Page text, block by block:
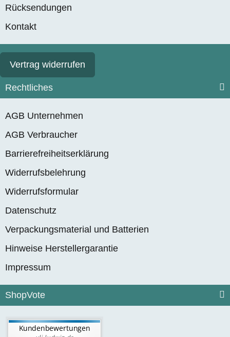
Rücksendungen
Kontakt
Vertrag widerrufen
Rechtliches
AGB Unternehmen
AGB Verbraucher
Barrierefreiheitserklärung
Widerrufsbelehrung
Widerrufsformular
Datenschutz
Verpackungsmaterial und Batterien
Hinweise Herstellergarantie
Impressum
ShopVote